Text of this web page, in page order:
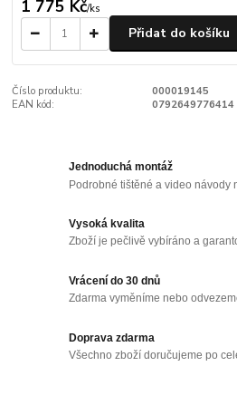
1 775 Kč/ks
Přidat do košíku
Číslo produktu:
000019145
EAN kód:
0792649776414
Jednoduchá montáž
Podrobné tištěné a video návody
Vysoká kvalita
Zboží je pečlivě vybíráno a
Vrácení do 30 dnů
Zdarma vyměníme nebo
Doprava zdarma
Všechno zboží doručujeme po